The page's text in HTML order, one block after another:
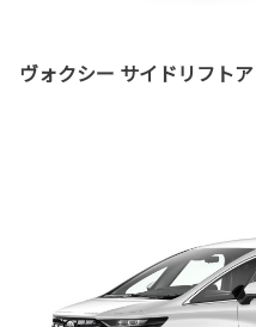
ヴォクシー サイドリフト